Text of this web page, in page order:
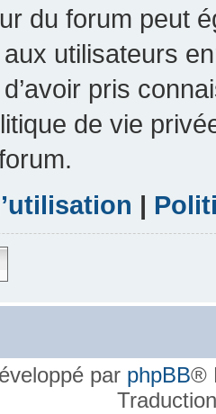
du forum peut
utilisateurs
pris
de vie
|
par phpBB®